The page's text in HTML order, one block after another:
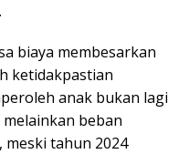
biaya membesarkan
ketidakpastian
anak bukan lagi
beban
meski tahun 2024